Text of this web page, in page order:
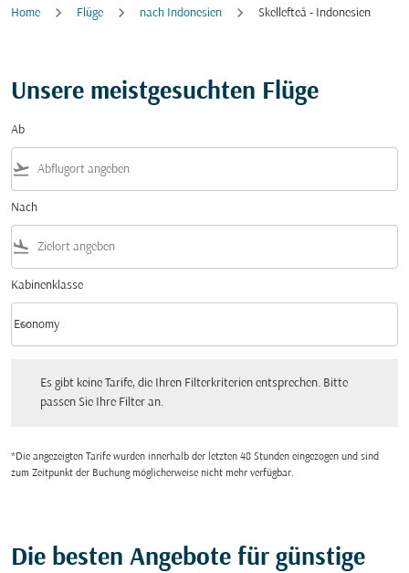
Home Flüge nach Indonesien Skellefteå - Indonesien
Unsere meistgesuchten Flüge
Ab
flight_takeoff
Nach
flight_land
Kabinenklasse
Kabinenklasse option Economy Selected
Economy
keyboard_arrow_down
Es gibt keine Tarife, die Ihren Filterkriterien entsprechen. Bitte
passen Sie Ihre Filter an.
*Die angezeigten Tarife wurden innerhalb der letzten 48 Stunden eingezogen und sind
zum Zeitpunkt der Buchung möglicherweise nicht mehr verfügbar.
Die besten Angebote für günstige